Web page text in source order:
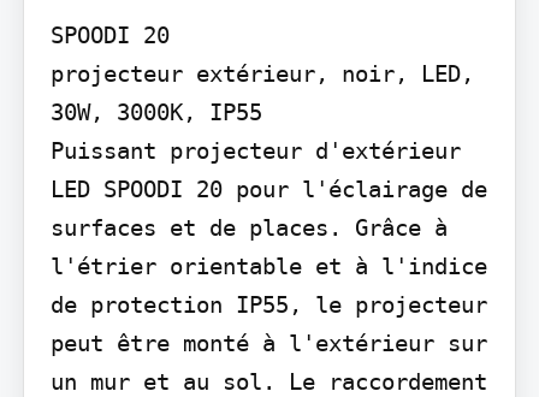
SPOODI 20
projecteur extérieur, noir, LED,
30W, 3000K, IP55
Puissant projecteur d'extérieur
LED SPOODI 20 pour l'éclairage de
surfaces et de places. Grâce à
l'étrier orientable et à l'indice
de protection IP55, le projecteur
peut être monté à l'extérieur sur
un mur et au sol. Le raccordement